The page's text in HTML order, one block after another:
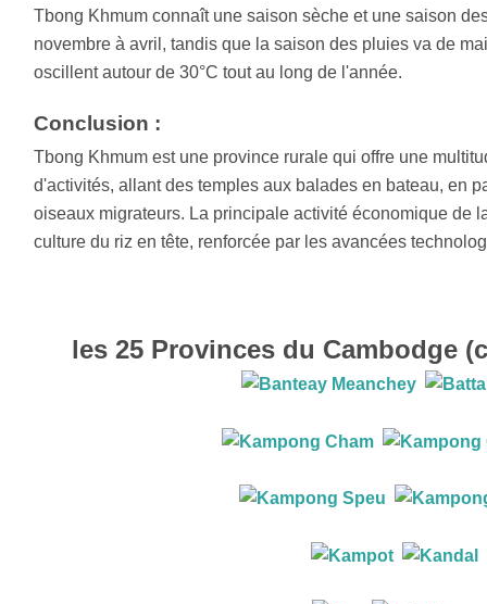
Tbong Khmum connaît une saison sèche et une saison
novembre à avril, tandis que la saison des pluies va de
oscillent autour de 30°C tout au long de l'année.
Conclusion :
Tbong Khmum est une province rurale qui offre une
d'activités, allant des temples aux balades en bateau, en
oiseaux migrateurs. La principale activité économique de
culture du riz en tête, renforcée par les avancées
les 25 Provinces du Cambodge